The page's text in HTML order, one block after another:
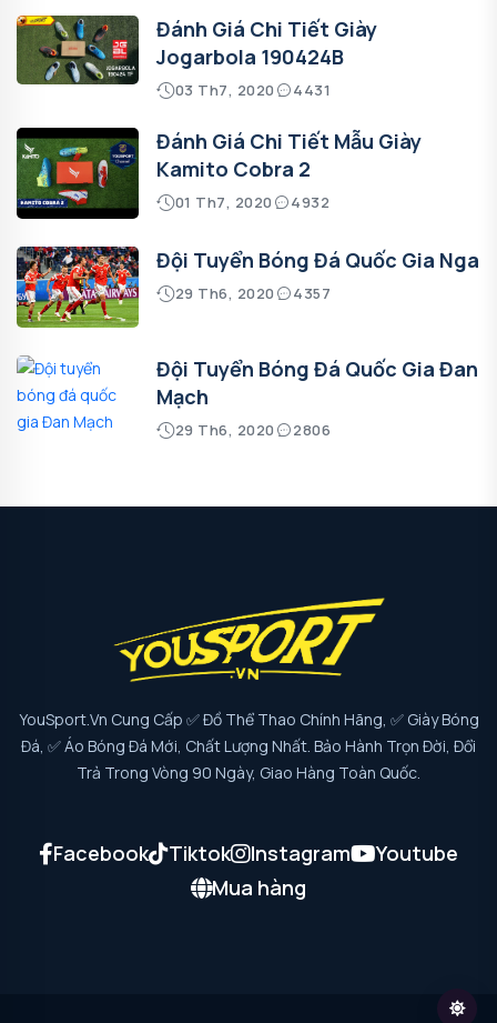
Đánh Giá Chi Tiết Giày
Jogarbola 190424B
03 Th7, 2020 4431
Đánh Giá Chi Tiết Mẫu Giày
Kamito Cobra 2
01 Th7, 2020 4932
Đội Tuyển Bóng Đá Quốc Gia Nga
29 Th6, 2020 4357
Đội Tuyển Bóng Đá Quốc Gia Đan
Mạch
29 Th6, 2020 2806
YouSport.vn Cung Cấp ✅ Đồ Thể Thao Chính Hãng, ✅ Giày Bóng
Đá, ✅ Áo Bóng Đá Mới, Chất Lượng Nhất. Bảo Hành Trọn Đời, Đổi
Trả Trong Vòng 90 Ngày, Giao Hàng Toàn Quốc.
Facebook Tiktok Instagram
Youtube
Mua hàng